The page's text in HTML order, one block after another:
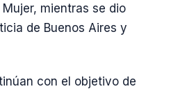
mientras se dio
de Buenos Aires y
con el objetivo de